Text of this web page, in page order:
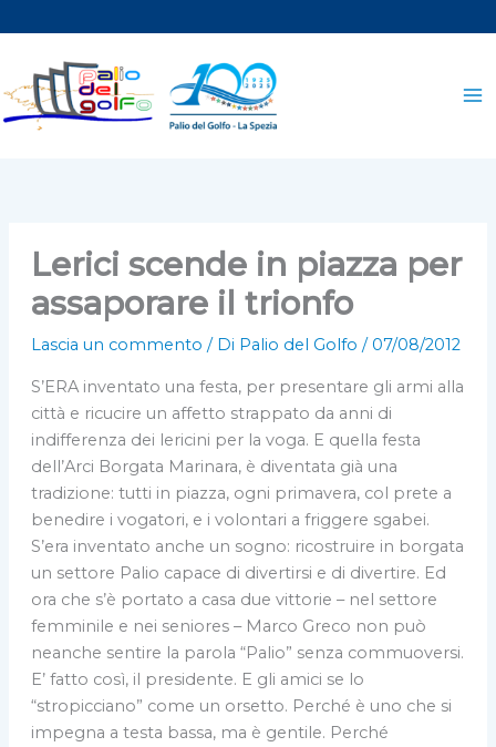
al
contenuto
Lerici scende in piazza per
assaporare il trionfo
Lascia un commento / Di Palio del Golfo / 07/08/2012
S’ERA inventato una festa, per presentare gli armi alla
città e ricucire un affetto strappato da anni di
indifferenza dei lericini per la voga. E quella festa
dell’Arci Borgata Marinara, è diventata già una
tradizione: tutti in piazza, ogni primavera, col prete a
benedire i vogatori, e i volontari a friggere sgabei.
S’era inventato anche un sogno: ricostruire in borgata
un settore Palio capace di divertirsi e di divertire. Ed
ora che s’è portato a casa due vittorie – nel settore
femminile e nei seniores – Marco Greco non può
neanche sentire la parola “Palio” senza commuoversi.
E’ fatto così, il presidente. E gli amici se lo
“stropicciano” come un orsetto. Perché è uno che si
impegna a testa bassa, ma è gentile. Perché